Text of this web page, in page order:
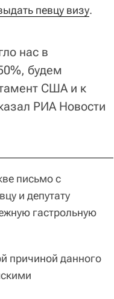
певцу визу.
нас в
будем
США и к
РИА Новости
письмо с
и депутату
гастрольную
причиной данного